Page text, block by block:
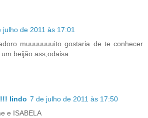
julho de 2011 às 17:01
muuuuuuuito gostaria de te conhecer
beijão ass;odaisa
lindo 7 de julho de 2011 às 17:50
e ISABELA